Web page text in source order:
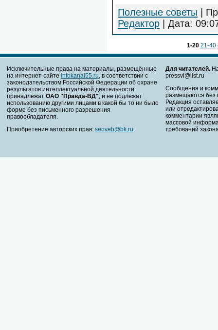
Полезные советы |
Редактор | Дата:
1-20 21-40
Исключительные права на материалы, размещённые
на интернет-сайте infokanal55.ru , в соответствии с
законодательством Российской Федерации об охране
результатов интеллектуальной деятельности
принадлежат ОАО "Правда-ВД" , и не подлежат
использованию другими лицами в какой бы то ни было
форме без письменного разрешения
правообладателя.
Приобретение авторских прав: seoveb@bk.ru
Для читателей.
pressvl@list.ru
Сообщения и
размещаются без
Редакция
или
комментарии
массовой
требований